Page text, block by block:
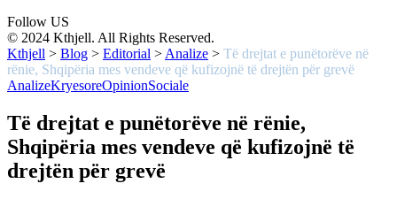
Follow US
© 2024 Kthjell. All Rights Reserved.
Kthjell > Blog > Editorial > Analize > Të drejtat e punëtorëve në
rënie, Shqipëria mes vendeve që kufizojnë të drejtën për grevë
AnalizeKryesoreOpinionSociale
Të drejtat e punëtorëve në rënie,
Shqipëria mes vendeve që kufizojnë të
drejtën për grevë